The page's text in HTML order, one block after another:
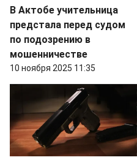
В Актобе учительница
предстала перед судом
по подозрению в
мошенничестве
10 ноября 2025 11:35